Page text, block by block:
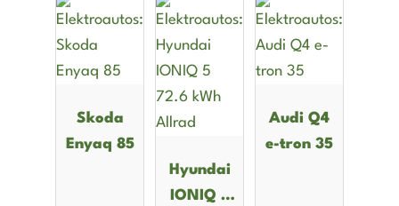
Skoda
Enyaq 85
Hyundai
IONIQ 5
Audi Q4
e-tron 35